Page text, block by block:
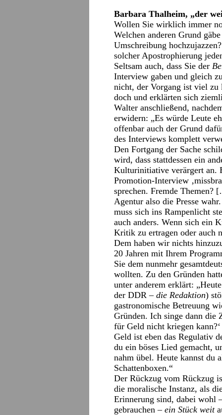
Barbara Thalheim, „der
Wollen Sie wirklich immer
Welchen anderen Grund
Umschreibung
solcher Apostrophierung
Seltsam auch, dass Sie der
Interview gaben und gleich
nicht, der Vorgang ist viel zu
doch und erklärten sich
Walter anschließend,
erwidern: „Es würde Leute
offenbar auch der Grund
des Interviews komplett
Den Fortgang der Sache
wird, dass stattdessen ein
Kulturinitiative verärgert an.
Promotion-Interview
sprechen. Fremde
Agentur also die Presse
muss sich ins Rampenlicht
auch anders. Wenn sich ein
Kritik zu ertragen oder auch
Dem haben wir nichts
20 Jahren mit Ihrem
Sie dem nunmehr
wollten. Zu den Gründen
unter anderem erklärt:
der DDR – die Redaktion)
gastronomische Betreuung
Gründen. Ich singe dann die
für Geld nicht kriegen
Geld ist eben das Regulativ
du ein böses Lied gemacht,
nahm übel. Heute kannst du
Schattenboxen.“
Der Rückzug vom Rückzug
die moralische Instanz, als
Erinnerung sind, dabei wohl
gebrauchen – ein Stück weit